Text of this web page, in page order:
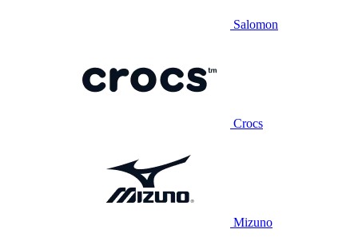
Salomon
Crocs
Mizuno